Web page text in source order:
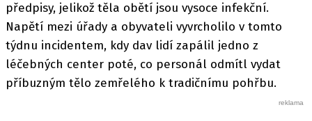
předpisy, jelikož těla obětí jsou vysoce infekční.
Napětí mezi úřady a obyvateli vyvrcholilo v tomto
týdnu incidentem, kdy dav lidí zapálil jedno z
léčebných center poté, co personál odmítl vydat
příbuzným tělo zemřelého k tradičnímu pohřbu.